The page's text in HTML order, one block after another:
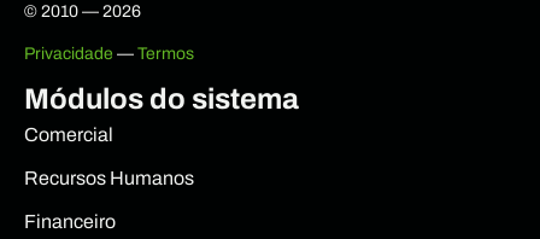
© 2010 — 2026
Privacidade — Termos
Módulos do sistema
Comercial
Recursos Humanos
Financeiro